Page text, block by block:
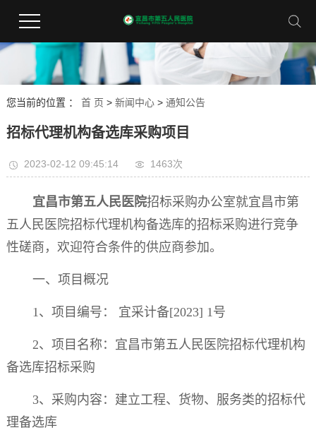
您当前的位置 ： 首 页 > 新闻中心> 通知公告
招标代理机构备选库采购项目
2023-02-12 09:45:14 1463次
宜昌市第五人民医院招标采购办公室就宜昌市第
五人民医院招标代理机构备选库的招标采购进行竞争
性磋商，欢迎符合条件的供应商参加。
一、项目概况
1、项目编号： 宜采计备[2023] 1号
2、项目名称：宜昌市第五人民医院招标代理机构
备选库招标采购
3、采购内容：建立工程、货物、服务类的招标代
理备选库